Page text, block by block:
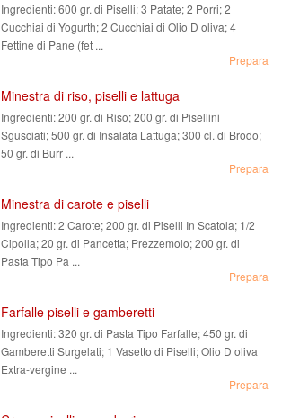
Ingredienti:600 gr. di Piselli; 3 Patate; 2 Porri; 2
Cucchiai di Yogurth; 2 Cucchiai di Olio D oliva; 4
Fettine di Pane (fet ...
Prepara
Minestra di riso, piselli e lattuga
Ingredienti:200 gr. di Riso; 200 gr. di Pisellini
Sgusciati; 500 gr. di Insalata Lattuga; 300 cl. di Brodo;
50 gr. di Burr ...
Prepara
Minestra di carote e piselli
Ingredienti:2 Carote; 200 gr. di Piselli In Scatola; 1/2
Cipolla; 20 gr. di Pancetta; Prezzemolo; 200 gr. di
Pasta Tipo Pa ...
Prepara
Farfalle piselli e gamberetti
Ingredienti:320 gr. di Pasta Tipo Farfalle; 450 gr. di
Gamberetti Surgelati; 1 Vasetto di Piselli; Olio D oliva
Extra-vergine ...
Prepara